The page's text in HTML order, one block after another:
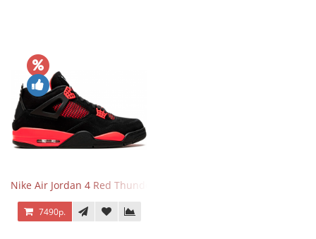
Nike Air Jordan 4 Red Thunder
7490р.